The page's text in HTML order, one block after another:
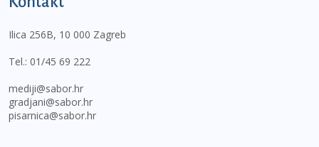
Ilica 256B, 10 000 Zagreb
Tel.: 01/45 69 222
mediji@sabor.hr
gradjani@sabor.hr
pisarnica@sabor.hr